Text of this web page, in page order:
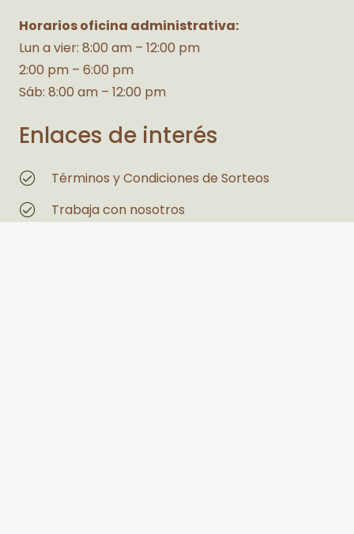
Horarios oficina administrativa:
Lun a vier: 8:00 am – 12:00 pm
2:00 pm – 6:00 pm
Sáb: 8:00 am – 12:00 pm
Enlaces de interés
Términos y Condiciones de Sorteos
Trabaja con nosotros